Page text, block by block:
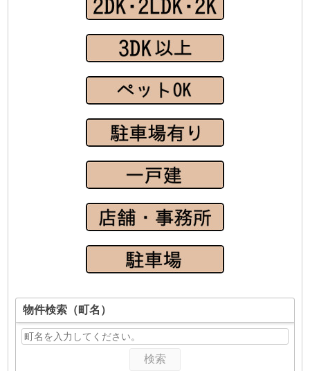
物件検索（町名）